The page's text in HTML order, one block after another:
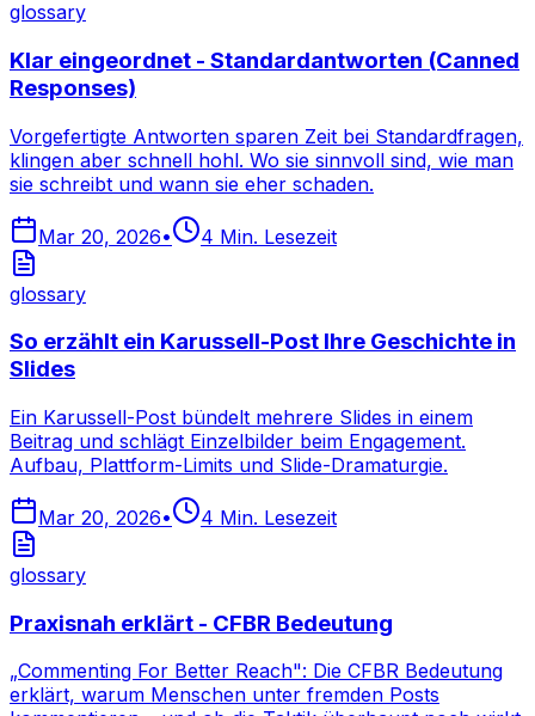
glossary
Klar eingeordnet - Standardantworten (Canned
Responses)
Vorgefertigte Antworten sparen Zeit bei Standardfragen,
klingen aber schnell hohl. Wo sie sinnvoll sind, wie man
sie schreibt und wann sie eher schaden.
Mar 20, 2026• 4 Min. Lesezeit
glossary
So erzählt ein Karussell-Post Ihre Geschichte in
Slides
Ein Karussell-Post bündelt mehrere Slides in einem
Beitrag und schlägt Einzelbilder beim Engagement.
Aufbau, Plattform-Limits und Slide-Dramaturgie.
Mar 20, 2026• 4 Min. Lesezeit
glossary
Praxisnah erklärt - CFBR Bedeutung
„Commenting For Better Reach": Die CFBR Bedeutung
erklärt, warum Menschen unter fremden Posts